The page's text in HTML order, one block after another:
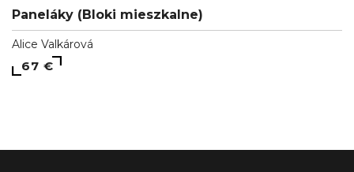
Paneláky (Bloki mieszkalne)
Alice Valkárová
67 €